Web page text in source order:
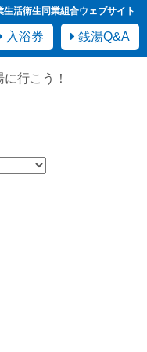
活衛生同業組合ウェブサイト
入浴券 銭湯Q&A
行こう！